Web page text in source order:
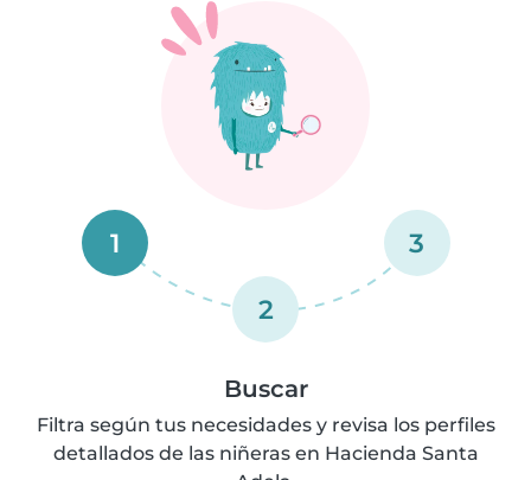
1
2
3
Buscar
Filtra según tus necesidades y revisa los perfiles
detallados de las niñeras en Hacienda Santa